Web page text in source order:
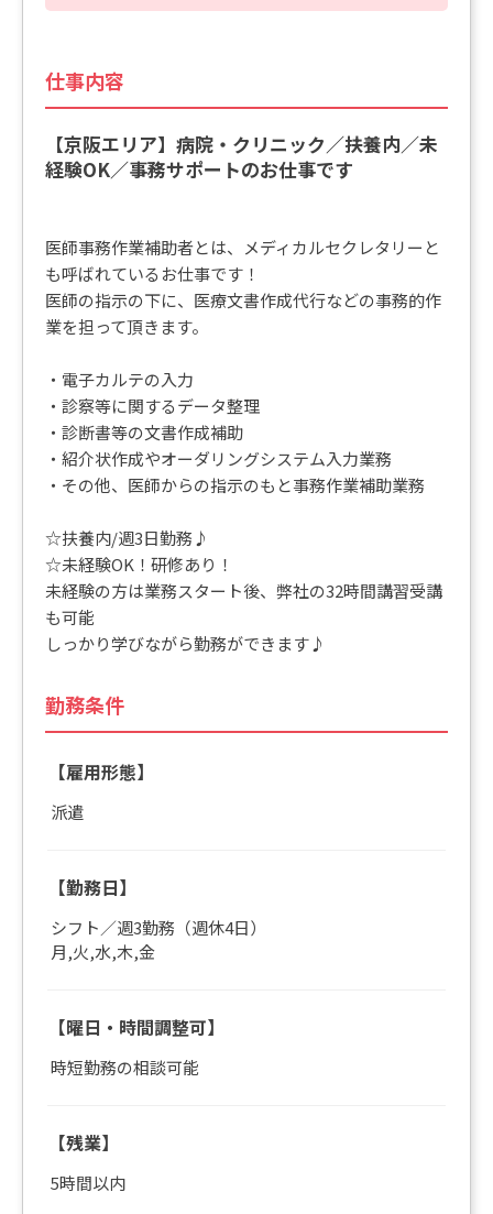
仕事内容
【京阪エリア】病院・クリニック／扶養内／未
経験OK／事務サポートのお仕事です
医師事務作業補助者とは、メディカルセクレタリーと
も呼ばれているお仕事です！
医師の指示の下に、医療文書作成代行などの事務的作
業を担って頂きます。
・電子カルテの入力
・診察等に関するデータ整理
・診断書等の文書作成補助
・紹介状作成やオーダリングシステム入力業務
・その他、医師からの指示のもと事務作業補助業務
☆扶養内/週3日勤務♪
☆未経験OK！研修あり！
未経験の方は業務スタート後、弊社の32時間講習受講
も可能
しっかり学びながら勤務ができます♪
勤務条件
【雇用形態】
派遣
【勤務日】
シフト／週3勤務（週休4日）
月,火,水,木,金
【曜日・時間調整可】
時短勤務の相談可能
【残業】
5時間以内